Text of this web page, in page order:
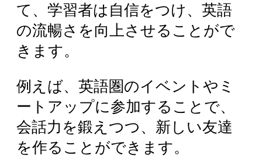
て、学習者は自信をつけ、英語
の流暢さを向上させることがで
きます。
例えば、英語圏のイベントやミ
ートアップに参加することで、
会話力を鍛えつつ、新しい友達
を作ることができます。